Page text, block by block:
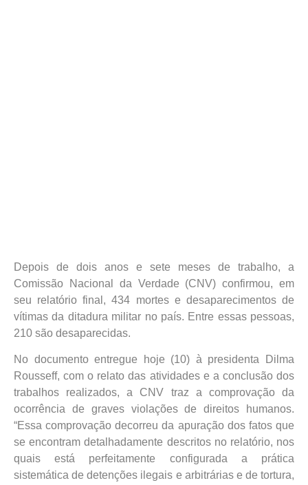
Depois de dois anos e sete meses de trabalho, a
Comissão Nacional da Verdade (CNV) confirmou, em
seu relatório final, 434 mortes e desaparecimentos de
vítimas da ditadura militar no país. Entre essas pessoas,
210 são desaparecidas.
No documento entregue hoje (10) à presidenta Dilma
Rousseff, com o relato das atividades e a conclusão dos
trabalhos realizados, a CNV traz a comprovação da
ocorrência de graves violações de direitos humanos.
“Essa comprovação decorreu da apuração dos fatos que
se encontram detalhadamente descritos no relatório, nos
quais está perfeitamente configurada a prática
sistemática de detenções ilegais e arbitrárias e de tortura,